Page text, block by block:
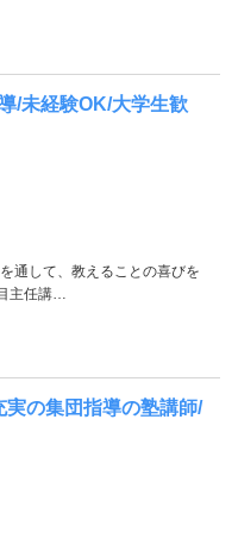
/未経験OK/大学生歓
通して、教えることの喜びを
主任講…
実の集団指導の塾講師/